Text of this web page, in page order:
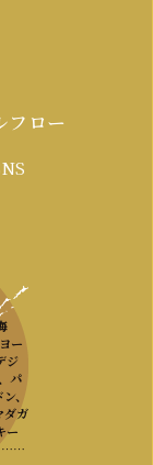
フロー
ー
ジ
パ
ン、
ダガ
ー